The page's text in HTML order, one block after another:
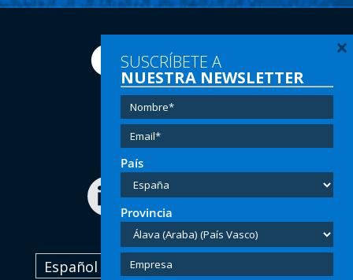
Tel:(+34) 91 616 60 00
Email:info@hersill.com
Español
SUSCRÍBETE A
NUESTRA NEWSLETTER
País
Provincia
×